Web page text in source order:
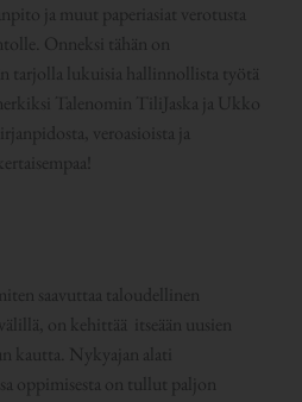
ja muut paperiasiat verotusta
Onneksi tähän on
tarjolla lukuisia hallinnollista työtä
Talenomin TiliJaska ja Ukko
veroasioista ja
saavuttaa taloudellinen
on kehittää itseään uusien
kautta. Nykyajan alati
oppimisesta on tullut paljon